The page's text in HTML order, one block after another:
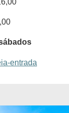
entrada